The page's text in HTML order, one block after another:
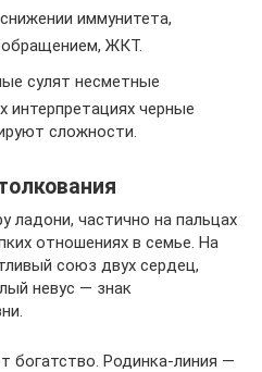
иммунитета,
ЖКТ.
сулят несметные
интерпретациях черные
сложности.
ладони, частично на пальцах
отношениях в семье. На
союз двух сердец,
невус — знак
богатство. Родинка-линия —